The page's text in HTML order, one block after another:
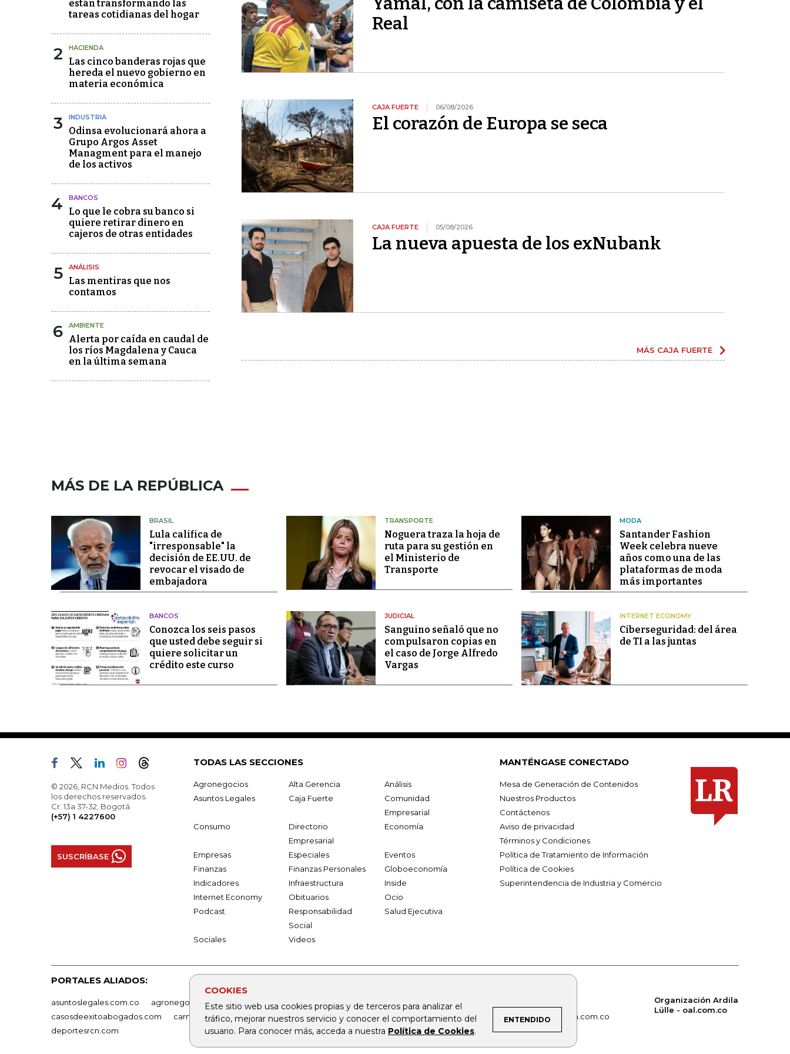
COOKIES
Este sitio web usa cookies propias y de terceros para analizar el
tráfico, mejorar nuestros servicio y conocer el comportamiento del
usuario. Para conocer más, acceda a nuestra Política de Cookies.
ENTENDIDO
están transformando las
tareas cotidianas del hogar
2 HACIENDA
Las cinco banderas rojas que
hereda el nuevo gobierno en
materia económica
3 INDUSTRIA
Odinsa evolucionará ahora a
Grupo Argos Asset
Managment para el manejo
de los activos
4 BANCOS
Lo que le cobra su banco si
quiere retirar dinero en
cajeros de otras entidades
5 ANÁLISIS
Las mentiras que nos
contamos
6 AMBIENTE
Alerta por caída en caudal de
los ríos Magdalena y Cauca
en la última semana
Real
CAJA FUERTE 06/08/2026
El corazón de Europa se seca
CAJA FUERTE 05/08/2026
La nueva apuesta de los exNubank
MÁS CAJA FUERTE
MÁS DE LA REPÚBLICA
BRASIL
Lula califica de
"irresponsable" la
decisión de EE.UU. de
revocar el visado de
embajadora
TRANSPORTE
Noguera traza la hoja de
ruta para su gestión en
el Ministerio de
Transporte
MODA
Santander Fashion
Week celebra nueve
años como una de las
plataformas de moda
más importantes
BANCOS
Conozca los seis pasos
que usted debe seguir si
quiere solicitar un
crédito este curso
JUDICIAL
Sanguino señaló que no
compulsaron copias en
el caso de Jorge Alfredo
Vargas
INTERNET ECONOMY
Ciberseguridad: del área
de TI a las juntas
© 2026, RCN Medios. Todos
los derechos reservados.
Cr. 13a 37-32, Bogotá
(+57) 1 4227600
SUSCRÍBASE
TODAS LAS SECCIONES
Agronegocios Alta Gerencia
Análisis
Asuntos Legales
Caja Fuerte
Comunidad
Empresarial
Consumo
Directorio
Empresarial
Economía
Empresas Especiales
Eventos
Finanzas
Finanzas Personales
Globoeconomía
Indicadores
Infraestructura
Inside
Internet Economy
Obituarios
Ocio
Podcast
Responsabilidad
Social
Salud Ejecutiva
Sociales Videos
MANTÉNGASE CONECTADO
Mesa de Generación de Contenidos
Nuestros Productos
Contáctenos
Aviso de privacidad
Términos y Condiciones
Política de Tratamiento de Información
Política de Cookies
Superintendencia de Industria y Comercio
PORTALES ALIADOS:
asuntoslegales.com.co agronegocios.co empresas.larepublica.co firmasdeabogados.com
bolsaencolombia.com
casosdeexitoabogados.com
carnavalindustriacultural.com canalrcn.com rcnradio.com noticiasrcn.com lafm.com.co
alerta.com.co
deportesrcn.com
Organización Ardila
Lülle - oal.com.co